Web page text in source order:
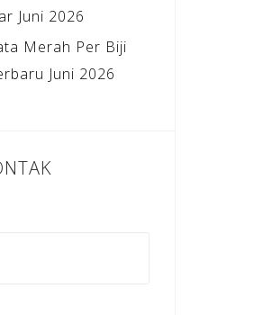
Juni 2026
Merah Per Biji
Juni 2026